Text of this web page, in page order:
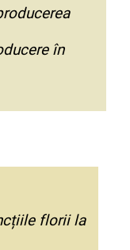
în
florii la